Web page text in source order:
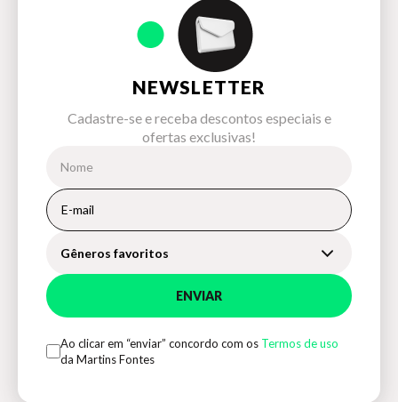
NEWSLETTER
Cadastre-se e receba descontos especiais e
ofertas exclusivas!
Gêneros favoritos
ENVIAR
Ao clicar em “enviar” concordo com os Termos de uso
da Martins Fontes